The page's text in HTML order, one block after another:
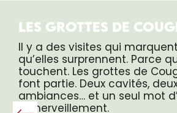
LES GROTTES DE
Il y a des visites qui
qu’elles surprennent. Parce
touchent. Les grottes de
font partie. Deux cavités,
ambiances… et un seul mot
l’émerveillement.